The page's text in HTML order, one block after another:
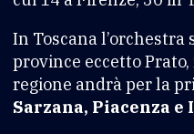
In Toscana
province eccetto
regione andrà per la
Sarzana, Piacenza e